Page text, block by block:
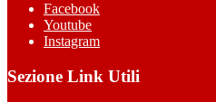
Facebook
Youtube
Instagram
Sezione Link Utili